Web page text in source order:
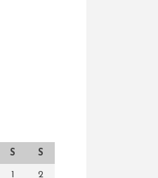
S S
1 2